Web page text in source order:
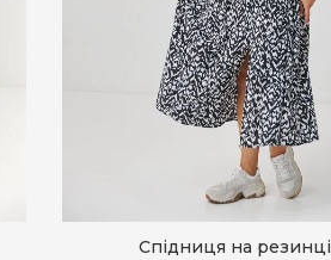
Спідниця на резинці